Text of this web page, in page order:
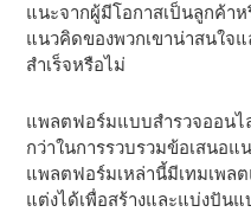
แนะจากผู้มีโอกาสเป็นลูกค้าห
แนวคิดของพวกเขาน่าสนใจ
สําเร็จหรือไม่
แพลตฟอร์มแบบสํารวจออนไ
กว่าในการรวบรวมข้อเสนอ
แพลตฟอร์มเหล่านี้มีเทมเพล
แต่งได้เพื่อสร้างและแบ่งปัน